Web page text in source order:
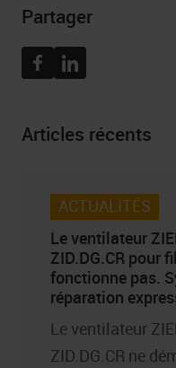
Partager
FacebookLinkedin
Articles récents
ACTUALITÉS
Le ventilateur
ZID.DG.CR pour
fonctionne pas.
réparation
Le ventilateur
ZID.DG.CR ne